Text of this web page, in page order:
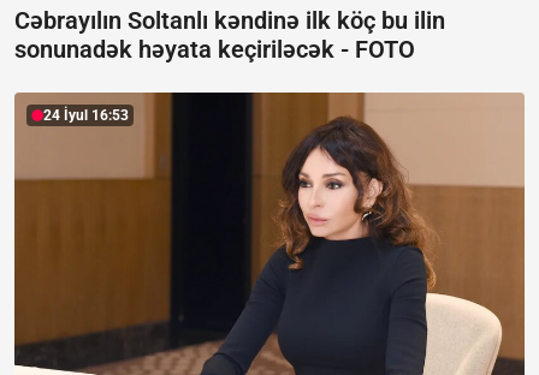
Cəbrayılın Soltanlı kəndinə ilk köç bu ilin
sonunadək həyata keçiriləcək - FOTO
24 İyul 16:53